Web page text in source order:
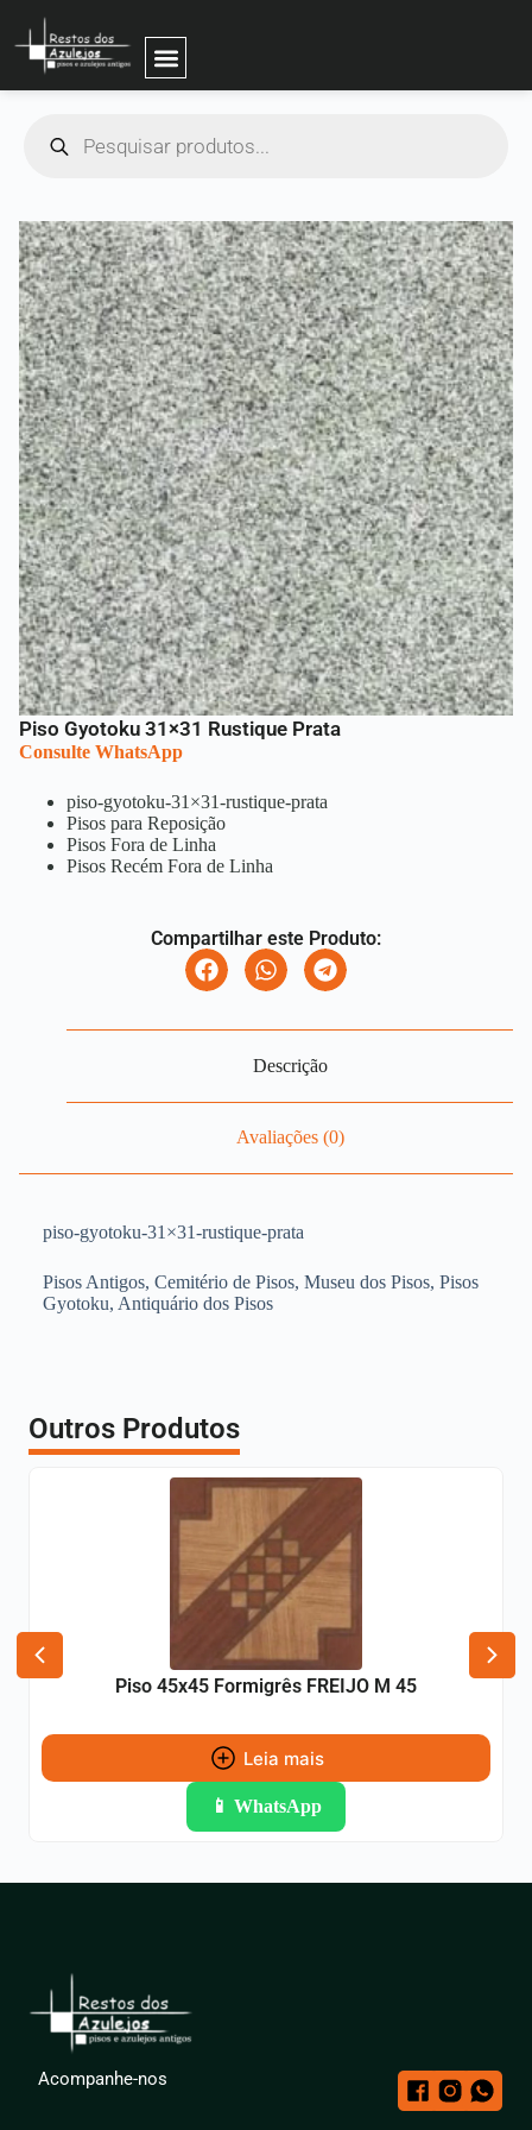
Piso Gyotoku 31×31 Rustique Prata
Consulte WhatsApp
piso-gyotoku-31×31-rustique-prata
Pisos para Reposição
Pisos Fora de Linha
Pisos Recém Fora de Linha
Compartilhar este Produto:
Descrição
Avaliações (0)
piso-gyotoku-31×31-rustique-prata
Pisos Antigos, Cemitério de Pisos, Museu dos Pisos, Pisos
Gyotoku, Antiquário dos Pisos
Outros Produtos
Piso 45x45 Formigrês FREIJO M 45
Leia mais
📱 WhatsApp
Acompanhe-nos